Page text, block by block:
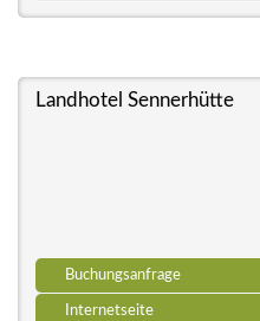
Landhotel Sennerhütte
Buchungsanfrage
Internetseite